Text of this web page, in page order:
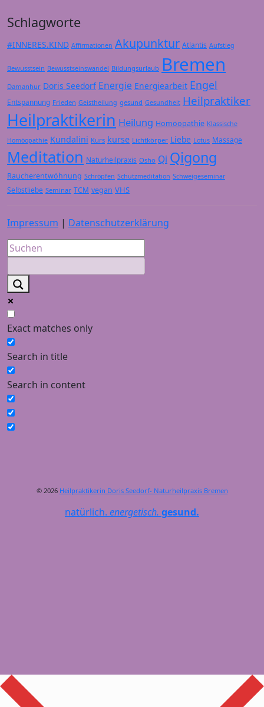
Schlagworte
#INNERES.KIND Affirmationen Akupunktur Atlantis Aufstieg
Bewusstsein Bewusstseinswandel Bildungsurlaub Bremen
Damanhur Doris Seedorf Energie Energiearbeit Engel
Entspannung Frieden Geistheilung gesund Gesundheit Heilpraktiker
Heilpraktikerin Heilung Homöopathie Klassische
Homöopathie Kundalini Kurs kurse Lichtkörper Liebe Lotus Massage
Meditation Naturheilpraxis Osho Qi Qigong
Raucherentwöhnung Schröpfen Schutzmeditation Schweigeseminar
Selbstliebe Seminar TCM vegan VHS
Impressum | Datenschutzerklärung
Exact matches only
Search in title
Search in content
© 2026 Heilpraktikerin Doris Seedorf- Naturheilpraxis Bremen
natürlich. energetisch. gesund.